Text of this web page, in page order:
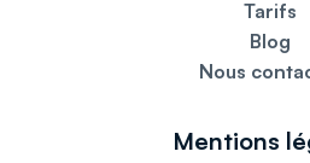
Tarifs
Blog
Nous
Mentions